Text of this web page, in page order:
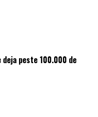
deja peste 100.000 de